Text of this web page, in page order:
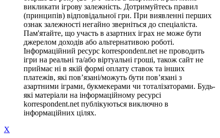
викликати ігрову залежність. Дотримуйтесь правил
(принципів) відповідальної гри. При виявленні перших
ознак залежності негайно зверніться до спеціаліста.
Пам'ятайте, що участь в азартних іграх не може бути
джерелом доходів або альтернативою роботі.
Інформаційний ресурс korrespondent.net не проводить
ігри на реальні та/або віртуальні гроші, також сайт не
приймає ні в якій формі оплату ставок та інших
платежів, які пов’язані/можуть бути пов’язані з
азартними іграми, букмекерами чи тоталізаторами. Будь-
які матеріали на інформаційному ресурсі
korrespondent.net публікуються виключно в
інформаційних цілях.
X